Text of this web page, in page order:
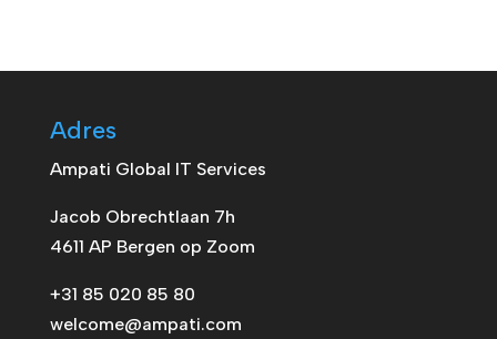
Adres
Ampati Global IT Services
Jacob Obrechtlaan 7h
4611 AP Bergen op Zoom
+31 85 020 85 80
welcome@ampati.com